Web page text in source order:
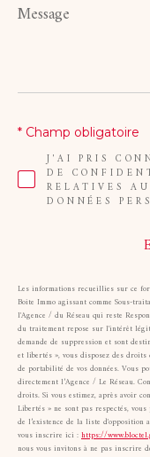
Message
*
J'AI PRIS
DE
RELATIVES
DONNÉES
* Champ obligatoire
Les informations recueillies sur ce
Boite Immo agissant comme Sous-
l'Agence / du Réseau qui reste
du traitement repose sur l'intérêt
demande de suppression et sont
et libertés », vous disposez des droits
de portabilité de vos données. Vous
directement l’Agence / Le Réseau.
droits. Si vous estimez, après avoir
Libertés » ne sont pas respectés,
de l’existence de la liste d'opposition
vous inscrire ici :https://
nous vous invitons à ne pas inscrire